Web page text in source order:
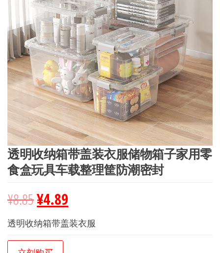
透明收纳箱带盖装衣服储物箱子家用零
食盒玩具车载整理筐防潮密封
¥8.85¥4.89
透明收纳箱带盖装衣服